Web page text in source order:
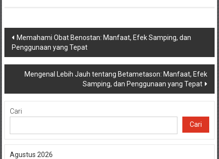
Navigasi
pos
Memahami Obat Benostan: Manfaat, Efek Samping, dan
Penggunaan yang Tepat
Mengenal Lebih Jauh tentang Betametason: Manfaat, Efek
Samping, dan Penggunaan yang Tepat
Cari
Cari
Agustus 2026